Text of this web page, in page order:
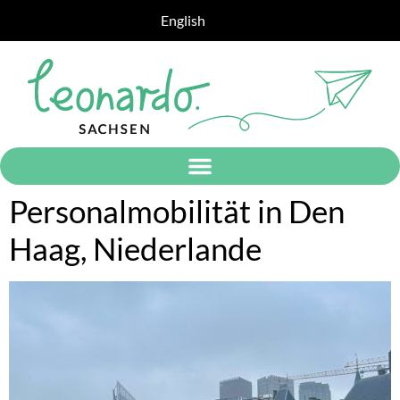
English
Personalmobilität in Den
Haag, Niederlande